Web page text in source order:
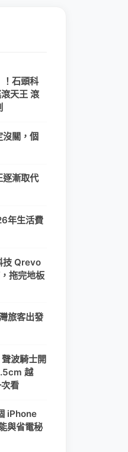
！石頭科
天王 滾
沒關，個
逐漸取代
年生活費
技 Qrevo
拖完地板
旅客出發
波騎士開
越
看
iPhone
與省電秘